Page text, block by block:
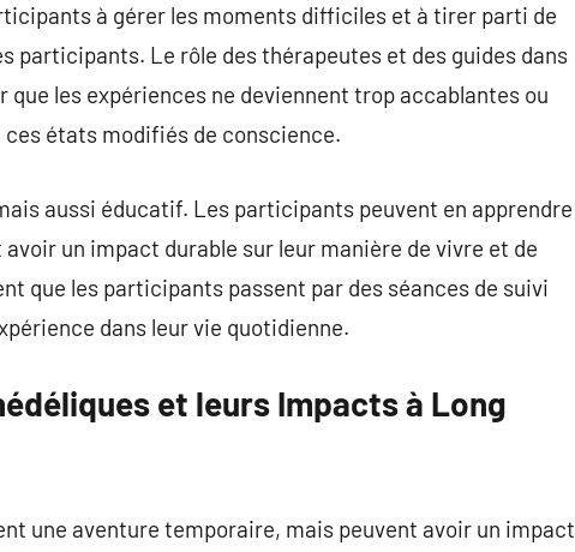
à gérer les moments difficiles et à tirer parti de
participants. Le rôle des thérapeutes et des guides dans
les expériences ne deviennent trop accablantes ou
états modifiés de conscience.
aussi éducatif. Les participants peuvent en apprendre
un impact durable sur leur manière de vivre et de
que les participants passent par des séances de suivi
dans leur vie quotidienne.
et leurs Impacts à Long
une aventure temporaire, mais peuvent avoir un impact